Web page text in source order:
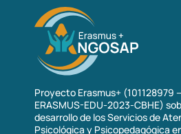
Proyecto Erasmus+ (101128979
ERASMUS-EDU-2023-CBHE)
desarrollo de los Servicios de
Psicológica y Psicopedagógica